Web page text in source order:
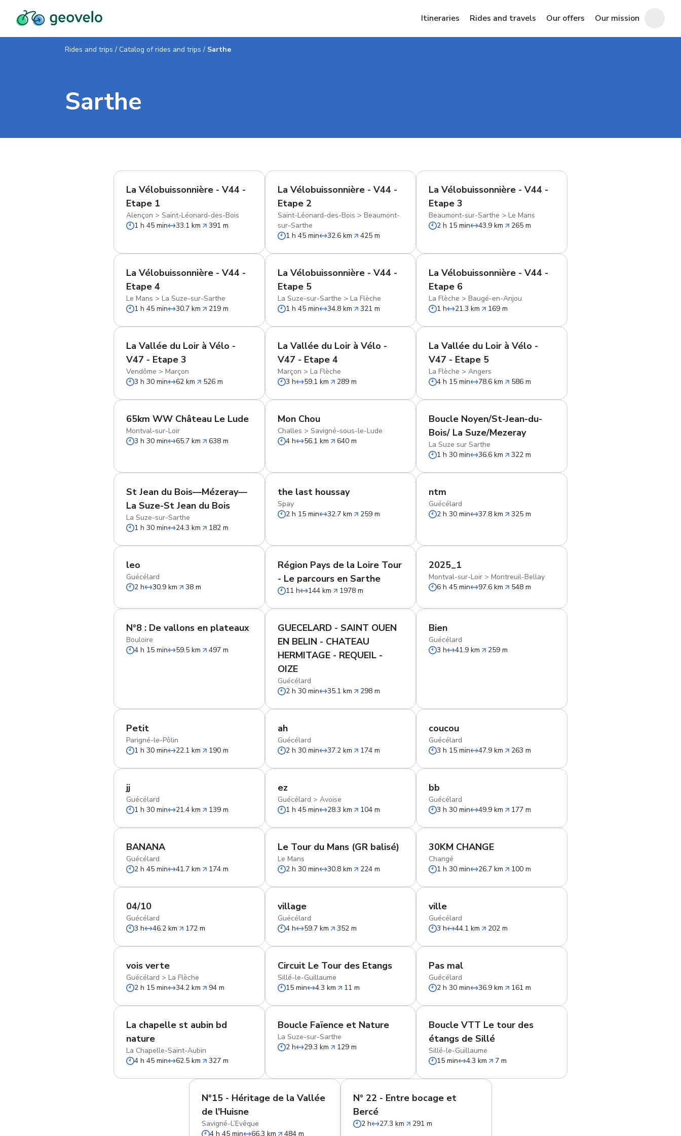
Itineraries Rides and travels Our offers Our mission
Rides and trips / Catalog of rides and trips / Sarthe
Sarthe
La Vélobuissonnière - V44 -
Etape 1
Alençon >Saint-Léonard-des-Bois
1 h 45 min
33.1 km 391 m
La Vélobuissonnière - V44 -
Etape 2
Saint-Léonard-des-Bois > Beaumont-
sur-Sarthe
1 h 45 min
32.6 km 425 m
La Vélobuissonnière - V44 -
Etape 3
Beaumont-sur-Sarthe >Le Mans
2 h 15 min
43.9 km 265 m
La Vélobuissonnière - V44 -
Etape 4
Le Mans >La Suze-sur-Sarthe
1 h 45 min
30.7 km 219 m
La Vélobuissonnière - V44 -
Etape 5
La Suze-sur-Sarthe > La Flèche
1 h 45 min
34.8 km 321 m
La Vélobuissonnière - V44 -
Etape 6
La Flèche >Baugé-en-Anjou
1 h
21.3 km 169 m
La Vallée du Loir à Vélo -
V47 - Etape 3
Vendôme >Marçon
3 h 30 min
62 km 526 m
La Vallée du Loir à Vélo -
V47 - Etape 4
Marçon > La Flèche
3 h
59.1 km 289 m
La Vallée du Loir à Vélo -
V47 - Etape 5
La Flèche >Angers
4 h 15 min
78.6 km 586 m
65km WW Château Le Lude
Montval-sur-Loir
3 h 30 min
65.7 km 638 m
Mon Chou
Challes > Savigné-sous-le-Lude
4 h
56.1 km 640 m
Boucle Noyen/St-Jean-du-
Bois/ La Suze/Mezeray
La Suze sur Sarthe
1 h 30 min
36.6 km 322 m
St Jean du Bois—Mézeray—
La Suze-St Jean du Bois
La Suze-sur-Sarthe
1 h 30 min
24.3 km 182 m
the last houssay
Spay
2 h 15 min
32.7 km 259 m
ntm
Guécélard
2 h 30 min
37.8 km 325 m
leo
Guécélard
2 h
30.9 km 38 m
Région Pays de la Loire Tour
- Le parcours en Sarthe
11 h 144 km 1978 m
2025_1
Montval-sur-Loir >Montreuil-Bellay
6 h 45 min
97.6 km 548 m
N°8 : De vallons en plateaux
Bouloire
4 h 15 min
59.5 km 497 m
GUECELARD - SAINT OUEN
EN BELIN - CHATEAU
HERMITAGE - REQUEIL -
OIZE
Guécélard
2 h 30 min
35.1 km 298 m
Bien
Guécélard
3 h
41.9 km 259 m
Petit
Parigné-le-Pôlin
1 h 30 min
22.1 km 190 m
ah
Guécélard
2 h 30 min
37.2 km 174 m
coucou
Guécélard
3 h 15 min
47.9 km 263 m
jj
Guécélard
1 h 30 min
21.4 km 139 m
ez
Guécélard > Avoise
1 h 45 min
28.3 km 104 m
bb
Guécélard
3 h 30 min
49.9 km 177 m
BANANA
Guécélard
2 h 45 min
41.7 km 174 m
Le Tour du Mans (GR balisé)
Le Mans
2 h 30 min
30.8 km 224 m
30KM CHANGE
Changé
1 h 30 min
26.7 km 100 m
04/10
Guécélard
3 h
46.2 km 172 m
village
Guécélard
4 h
59.7 km 352 m
ville
Guécélard
3 h
44.1 km 202 m
vois verte
Guécélard >La Flèche
2 h 15 min
34.2 km 94 m
Circuit Le Tour des Etangs
Sillé-le-Guillaume
15 min
4.3 km 11 m
Pas mal
Guécélard
2 h 30 min
36.9 km 161 m
La chapelle st aubin bd
nature
La Chapelle-Saint-Aubin
4 h 45 min
62.5 km 327 m
Boucle Faïence et Nature
La Suze-sur-Sarthe
2 h
29.3 km 129 m
Boucle VTT Le tour des
étangs de Sillé
Sillé-le-Guillaume
15 min
4.3 km 7 m
N°15 - Héritage de la Vallée
de l'Huisne
Savigné-L’Evêque
4 h 45 min
66.3 km 484 m
N° 22 - Entre bocage et
Bercé
2 h 27.3 km 291 m